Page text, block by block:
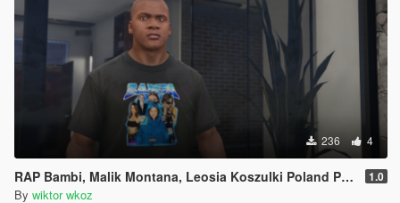
236 4
RAP Bambi, Malik Montana, Leosia Koszulki Poland Polska Polish Polski 1.0
By wiktor wkoz